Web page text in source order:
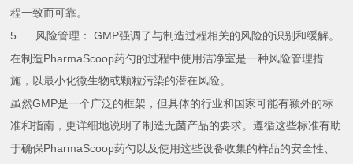
程一致而可靠。
5. 风险管理： GMP强调了与制造过程相关的风险的识别和缓解。
在制造PharmaScoop药勺的过程中使用洁净室是一种风险管理措
施，以最小化微生物或颗粒污染的潜在风险。
虽然GMP是一个广泛的框架，但具体的行业和国家可能有额外的标
准和指南，更详细地说明了制造无菌产品的要求。遵循这些标准有助
于确保PharmaScoop药勺以及使用这些设备收集的样品的安全性、